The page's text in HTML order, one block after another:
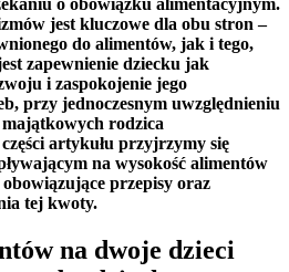
jest kluczowe dla obu stron –
do alimentów, jak i tego,
zapewnienie dziecku jak
i zaspokojenie jego
przy jednoczesnym uwzględnieniu
rodzica
artykułu przyjrzymy się
na wysokość alimentów
przepisy oraz
tej kwoty.
na dwoje dzieci